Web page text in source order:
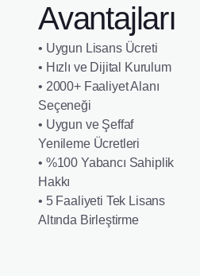
Avantajları
• Uygun Lisans Ücreti
• Hızlı ve Dijital Kurulum
• 2000+ Faaliyet Alanı
Seçeneği
• Uygun ve Şeffaf
Yenileme Ücretleri
• %100 Yabancı Sahiplik
Hakkı
• 5 Faaliyeti Tek Lisans
Altında Birleştirme